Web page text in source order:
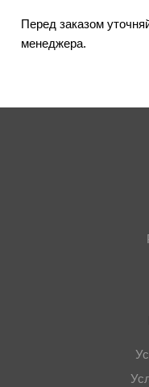
Перед заказом
менеджера.